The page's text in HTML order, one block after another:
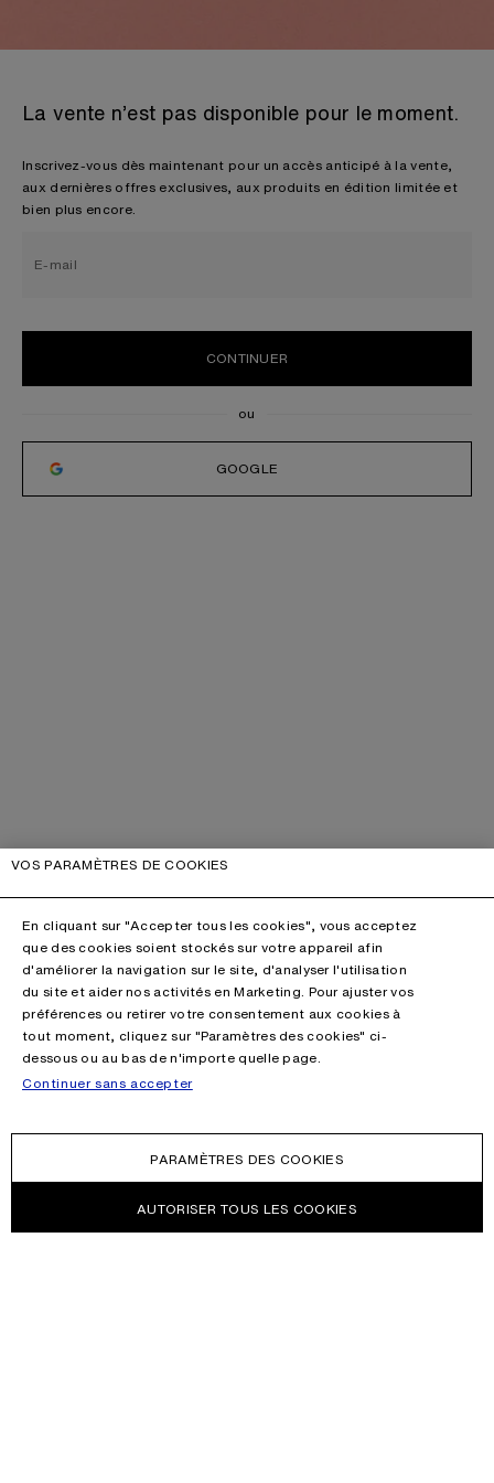
La vente n’est pas disponible pour le moment.
Inscrivez-vous dès maintenant pour un accès anticipé à la vente,
aux dernières offres exclusives, aux produits en édition limitée et
bien plus encore.
E-mail
CONTINUER
GOOGLE
VOS PARAMÈTRES DE COOKIES
En cliquant sur "Accepter tous les cookies", vous acceptez
que des cookies soient stockés sur votre appareil afin
d'améliorer la navigation sur le site, d'analyser l'utilisation
du site et aider nos activités en Marketing. Pour ajuster vos
préférences ou retirer votre consentement aux cookies à
tout moment, cliquez sur "Paramètres des cookies" ci-
dessous ou au bas de n'importe quelle page.
Continuer sans accepter
PARAMÈTRES DES COOKIES
AUTORISER TOUS LES COOKIES